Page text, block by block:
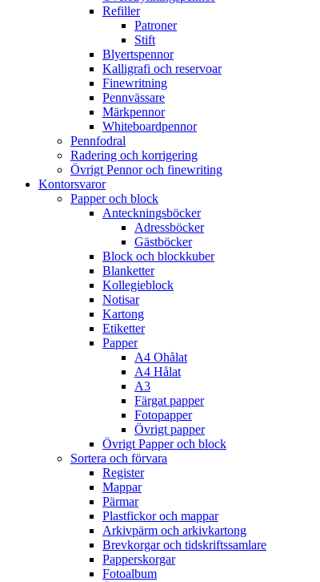
Refiller
Patroner
Stift
Blyertspennor
Kalligrafi och reservoar
Finewritning
Pennvässare
Märkpennor
Whiteboardpennor
Pennfodral
Radering och korrigering
Övrigt Pennor och finewriting
Kontorsvaror
Papper och block
Anteckningsböcker
Adressböcker
Gästböcker
Block och blockkuber
Blanketter
Kollegieblock
Notisar
Kartong
Etiketter
Papper
A4 Ohålat
A4 Hålat
A3
Färgat papper
Fotopapper
Övrigt papper
Övrigt Papper och block
Sortera och förvara
Register
Mappar
Pärmar
Plastfickor och mappar
Arkivpärm och arkivkartong
Brevkorgar och tidskriftssamlare
Papperskorgar
Fotoalbum